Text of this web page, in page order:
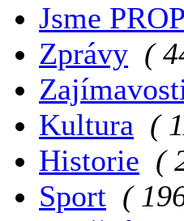
Jsme
Zprávy (
Kultura (
Historie (
Sport (